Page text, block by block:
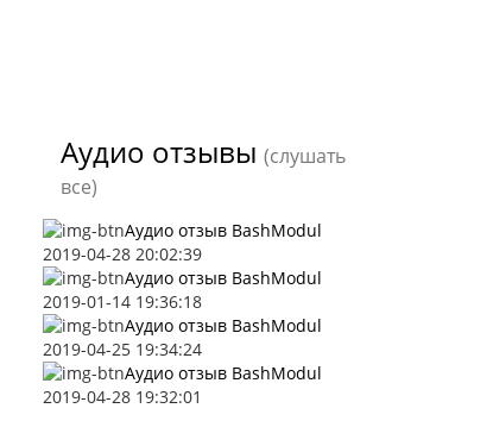
Аудио отзывы (слушать
все)
Аудио отзыв BashModul
2019-04-28 20:02:39
Аудио отзыв BashModul
2019-01-14 19:36:18
Аудио отзыв BashModul
2019-04-25 19:34:24
Аудио отзыв BashModul
2019-04-28 19:32:01